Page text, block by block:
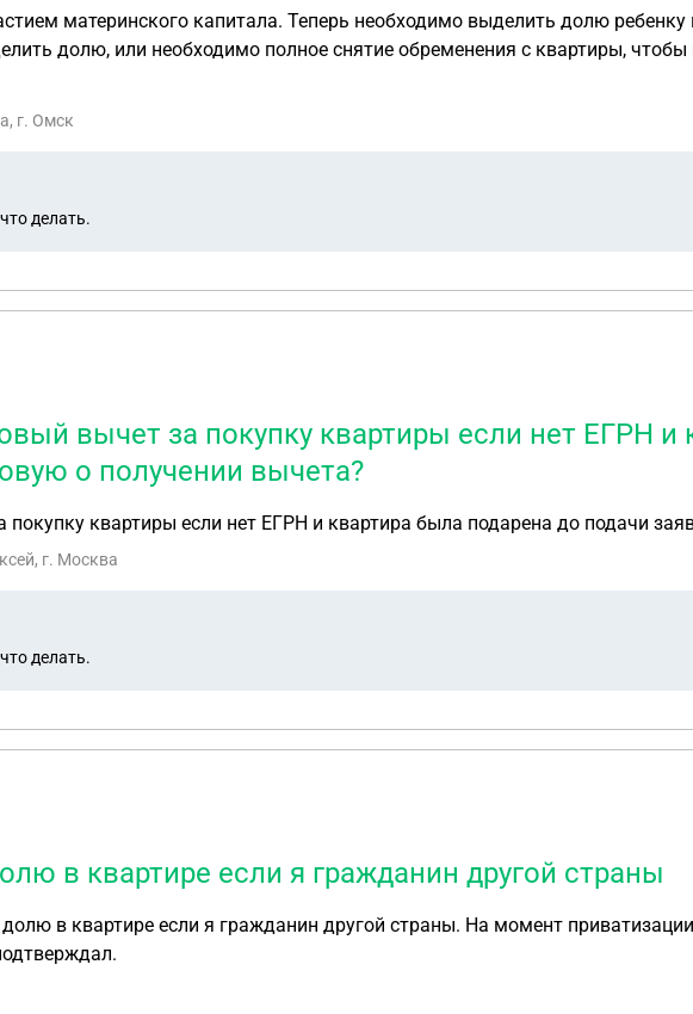
материнского капитала. Теперь необходимо выделить долю
долю, или необходимо полное снятие обременения с квартиры,
г. Омск
делать.
вычет за покупку квартиры если нет ЕГРН и
о получении вычета?
квартиры если нет ЕГРН и квартира была подарена до подачи
г. Москва
делать.
в квартире если я гражданин другой страны
в квартире если я гражданин другой страны. На момент